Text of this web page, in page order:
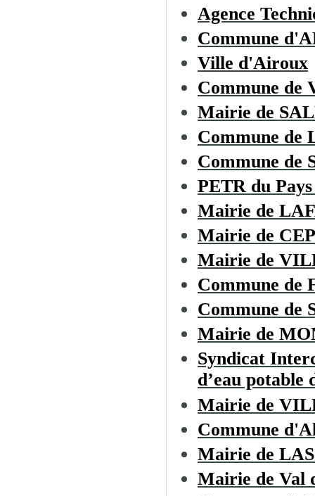
Agence
Commune
Ville d'Airoux
Commune
Mairie de
Commune de
Commune de
PETR du
Mairie de
Mairie de
Mairie de
Commune de
Commune de
Mairie de
Syndicat
d’eau potable
Mairie de
Commune
Mairie de
Mairie de Val